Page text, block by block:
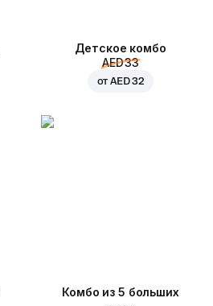
Детское комбо
AED 33
отAED 32
Комбо из 5 больших